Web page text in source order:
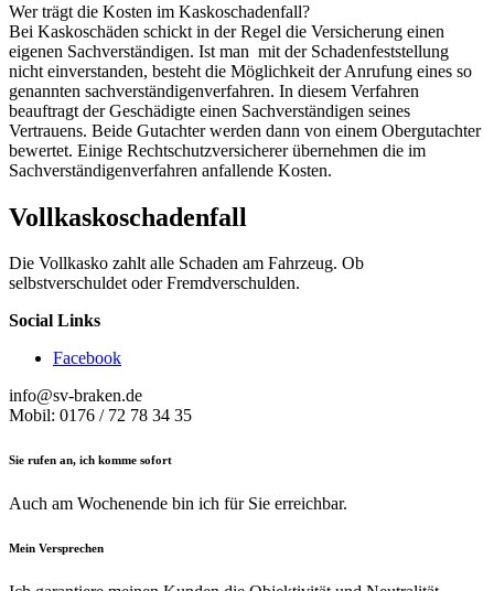
Wer trägt die Kosten im Kaskoschadenfall?
Bei Kaskoschäden schickt in der Regel die Versicherung einen
eigenen Sachverständigen. Ist man mit der Schadenfeststellung
nicht einverstanden, besteht die Möglichkeit der Anrufung eines so
genannten sachverständigenverfahren. In diesem Verfahren
beauftragt der Geschädigte einen Sachverständigen seines
Vertrauens. Beide Gutachter werden dann von einem Obergutachter
bewertet. Einige Rechtschutzversicherer übernehmen die im
Sachverständigenverfahren anfallende Kosten.
Vollkaskoschadenfall
Die Vollkasko zahlt alle Schaden am Fahrzeug. Ob
selbstverschuldet oder Fremdverschulden.
Social Links
Facebook
info@sv-braken.de
Mobil: 0176 / 72 78 34 35
Sie rufen an, ich komme sofort
Auch am Wochenende bin ich für Sie erreichbar.
Mein Versprechen